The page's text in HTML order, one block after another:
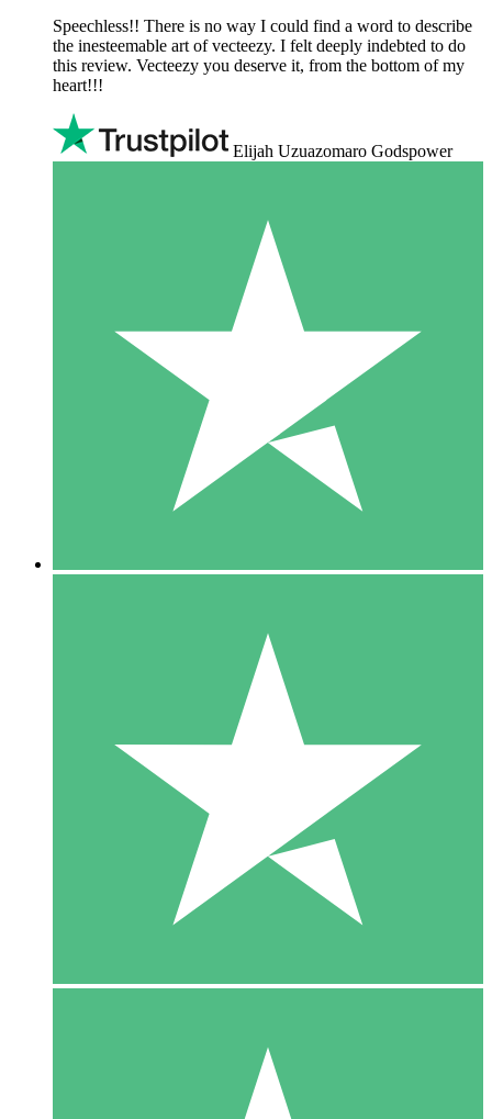
Speechless!! There is no way I could find a word to describe
the inesteemable art of vecteezy. I felt deeply indebted to do
this review. Vecteezy you deserve it, from the bottom of my
heart!!!
Elijah Uzuazomaro Godspower